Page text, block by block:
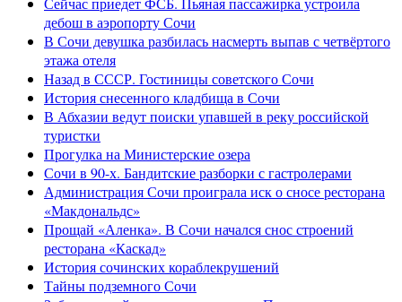
дебош в аэропорту Сочи
В Сочи девушка разбилась насмерть выпав с четвёртого
этажа отеля
Назад в СССР. Гостиницы советского Сочи
История снесенного кладбища в Сочи
В Абхазии ведут поиски упавшей в реку российской
туристки
Прогулка на Министерские озера
Сочи в 90-х. Бандитские разборки с гастролерами
Администрация Сочи проиграла иск о сносе ресторана
«Макдональдс»
Прощай «Аленка». В Сочи начался снос строений
ресторана «Каскад»
История сочинских кораблекрушений
Тайны подземного Сочи